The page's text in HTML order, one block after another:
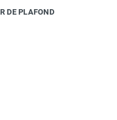
DE PLAFOND